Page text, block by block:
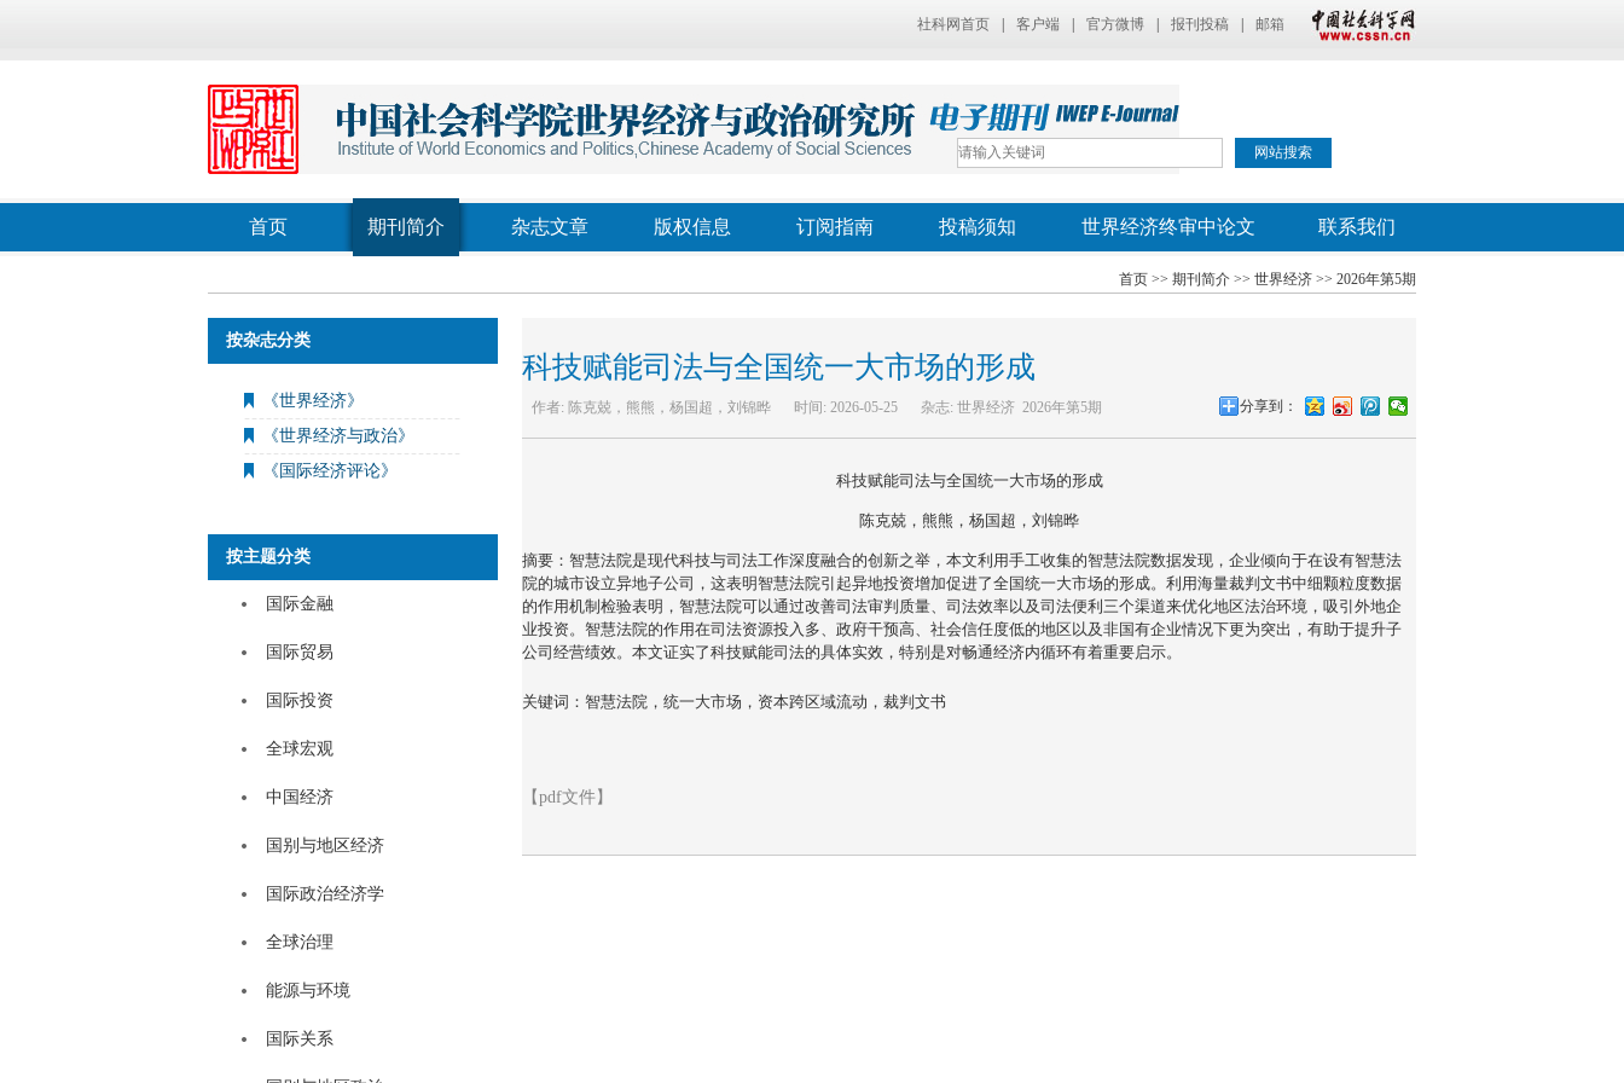
社科网首页 客户端 官方微博 报刊投稿 邮箱
首页 期刊简介 杂志文章 版权信息 订阅指南 投稿须知 世界经济终审中论文 联系我们
首页 >> 期刊简介 >> 世界经济 >> 2026年第5期
按杂志分类
《世界经济》
《世界经济与政治》
《国际经济评论》
按主题分类
国际金融
国际贸易
国际投资
全球宏观
中国经济
国别与地区经济
国际政治经济学
全球治理
能源与环境
国际关系
科技赋能司法与全国统一大市场的形成
作者: 陈克兢，熊熊，杨国超，刘锦晔 时间: 2026-05-25 杂志: 世界经济 2026年第5期 分享到：
科技赋能司法与全国统一大市场的形成
陈克兢，熊熊，杨国超，刘锦晔
摘要：智慧法院是现代科技与司法工作深度融合的创新之举，本文利用手工收集的智慧法院数据发现，企业倾向于在设有智慧法
院的城市设立异地子公司，这表明智慧法院引起异地投资增加促进了全国统一大市场的形成。利用海量裁判文书中细颗粒度数据
的作用机制检验表明，智慧法院可以通过改善司法审判质量、司法效率以及司法便利三个渠道来优化地区法治环境，吸引外地企
业投资。智慧法院的作用在司法资源投入多、政府干预高、社会信任度低的地区以及非国有企业情况下更为突出，有助于提升子
公司经营绩效。本文证实了科技赋能司法的具体实效，特别是对畅通经济内循环有着重要启示。
关键词：智慧法院，统一大市场，资本跨区域流动，裁判文书
【pdf文件】